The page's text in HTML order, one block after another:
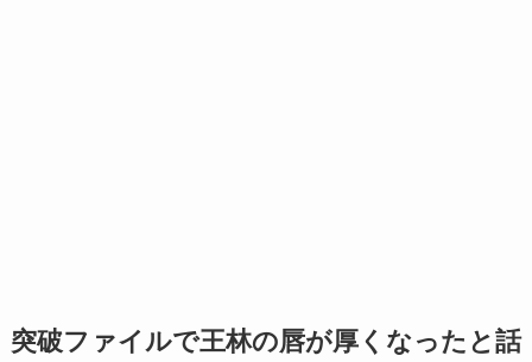
突破ファイルで王林の唇が厚くなったと話